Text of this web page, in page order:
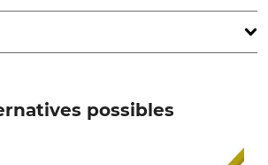
www.g-nestle.de
possibles